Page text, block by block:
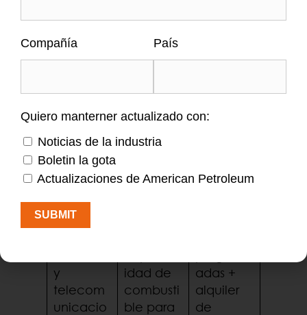
con sus
procesos
ón.
y
telecom
unicacio
sistemas
idad de
combusti
ble para
adas +
alquiler
de
Compañía País
Quiero manterner actualizado con:
Noticias de la industria
Boletin la gota
Actualizaciones de American Petroleum
SUBMIT